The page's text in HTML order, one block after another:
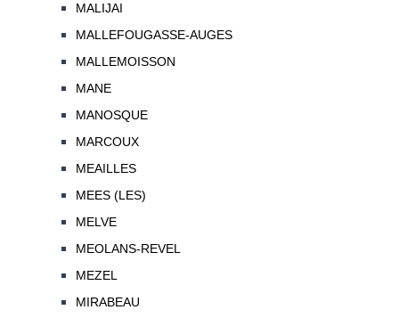
MALIJAI
MALLEFOUGASSE-AUGES
MALLEMOISSON
MANE
MANOSQUE
MARCOUX
MEAILLES
MEES (LES)
MELVE
MEOLANS-REVEL
MEZEL
MIRABEAU